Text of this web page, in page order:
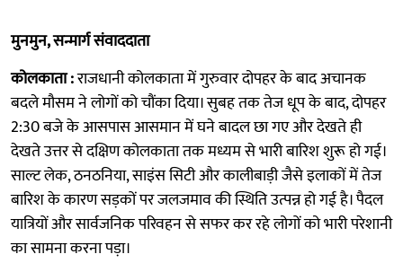
मुनमुन, सन्मार्ग संवाददाता
कोलकाता :राजधानी कोलकाता में गुरुवार दोपहर के बाद अचानक
बदले मौसम ने लोगों को चौंका दिया। सुबह तक तेज धूप के बाद, दोपहर
2:30 बजे के आसपास आसमान में घने बादल छा गए और देखते ही
देखते उत्तर से दक्षिण कोलकाता तक मध्यम से भारी बारिश शुरू हो गई।
साल्ट लेक, ठनठनिया, साइंस सिटी और कालीबाड़ी जैसे इलाकों में तेज
बारिश के कारण सड़कों पर जलजमाव की स्थिति उत्पन्न हो गई है। पैदल
यात्रियों और सार्वजनिक परिवहन से सफर कर रहे लोगों को भारी परेशानी
का सामना करना पड़ा।